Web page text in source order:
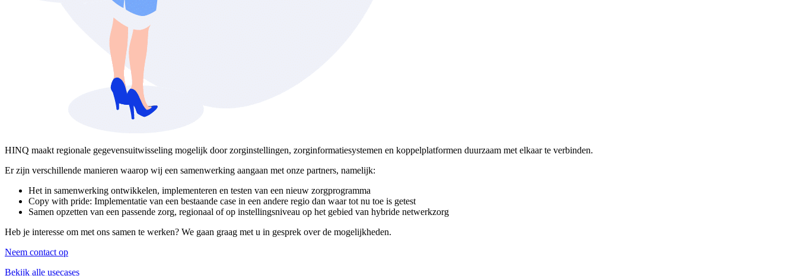
HINQ maakt regionale gegevensuitwisseling mogelijk door zorginstellingen, zorginformatiesystemen en koppelplatformen duurzaam met elkaar te verbinden.
Er zijn verschillende manieren waarop wij een samenwerking aangaan met onze partners, namelijk:
Het in samenwerking ontwikkelen, implementeren en testen van een nieuw zorgprogramma
Copy with pride: Implementatie van een bestaande case in een andere regio dan waar tot nu toe is getest
Samen opzetten van een passende zorg, regionaal of op instellingsniveau op het gebied van hybride netwerkzorg
Heb je interesse om met ons samen te werken? We gaan graag met u in gesprek over de mogelijkheden.
Neem contact op
Bekijk alle usecases